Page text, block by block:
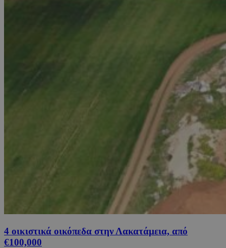
4 οικιστικά οικόπεδα στην Λακατάμεια, από
€100,000